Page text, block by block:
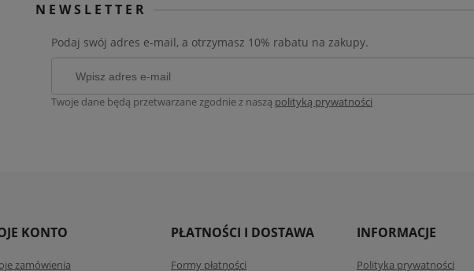
NEWSLETTER
Podaj swój adres e-mail, a otrzymasz 10% rabatu na zakupy.
Twoje dane będą przetwarzane zgodnie z naszą polityką prywatności
KONTO
zamówienia
PŁATNOŚCI I DOSTAWA
Formy płatności
INFORMACJE
Polityka prywatności